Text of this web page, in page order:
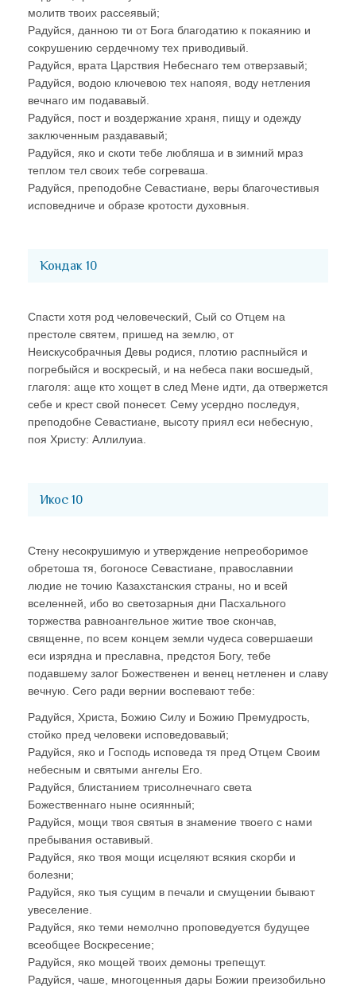
молитв твоих рассеявый;
Радуйся, данною ти от Бога благодатию к покаянию и
сокрушению сердечному тех приводивый.
Радуйся, врата Царствия Небеснаго тем отверзавый;
Радуйся, водою ключевою тех напояя, воду нетления
вечнаго им подававый.
Радуйся, пост и воздержание храня, пищу и одежду
заключенным раздававый;
Радуйся, яко и скоти тебе любляша и в зимний мраз
теплом тел своих тебе согреваша.
Радуйся, преподобне Севастиане, веры благочестивыя
исповедниче и образе кротости духовныя.
Кондак 10
Спасти хотя род человеческий, Сый со Отцем на
престоле святем, пришед на землю, от
Неискусобрачныя Девы родися, плотию распныйся и
погребыйся и воскресый, и на небеса паки восшедый,
глаголя: аще кто хощет в след Мене идти, да отвержется
себе и крест свой понесет. Сему усердно последуя,
преподобне Севастиане, высоту приял еси небесную,
поя Христу: Аллилуиа.
Икос 10
Стену несокрушимую и утверждение непреоборимое
обретоша тя, богоносе Севастиане, православнии
людие не точию Казахстанския страны, но и всей
вселенней, ибо во светозарныя дни Пасхального
торжества равноангельное житие твое скончав,
священне, по всем концем земли чудеса совершаеши
еси изрядна и преславна, предстоя Богу, тебе
подавшему залог Божественен и венец нетленен и славу
вечную. Сего ради вернии воспевают тебе:
Радуйся, Христа, Божию Силу и Божию Премудрость,
стойко пред человеки исповедовавый;
Радуйся, яко и Господь исповеда тя пред Отцем Своим
небесным и святыми ангелы Его.
Радуйся, блистанием трисолнечнаго света
Божественнаго ныне осиянный;
Радуйся, мощи твоя святыя в знамение твоего с нами
пребывания оставивый.
Радуйся, яко твоя мощи исцеляют всякия скорби и
болезни;
Радуйся, яко тыя сущим в печали и смущении бывают
увеселение.
Радуйся, яко теми немолчно проповедуется будущее
всеобщее Воскресение;
Радуйся, яко мощей твоих демоны трепещут.
Радуйся, чаше, многоценныя дары Божии преизобильно